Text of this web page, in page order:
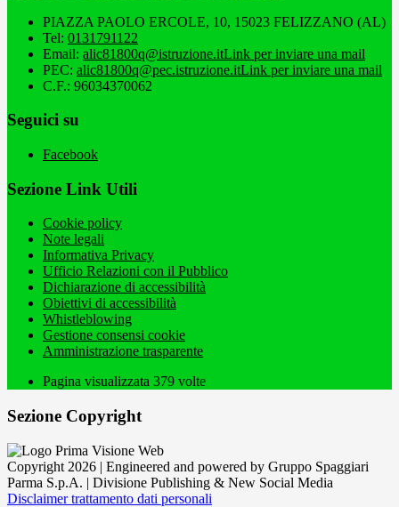
PIAZZA PAOLO ERCOLE, 10, 15023 FELIZZANO (AL)
Tel: 0131791122
Email: alic81800q@istruzione.itLink per inviare una mail
PEC: alic81800q@pec.istruzione.itLink per inviare una mail
C.F.: 96034370062
Seguici su
Facebook
Sezione Link Utili
Cookie policy
Note legali
Informativa Privacy
Ufficio Relazioni con il Pubblico
Dichiarazione di accessibilità
Obiettivi di accessibilità
Whistleblowing
Gestione consensi cookie
Amministrazione trasparente
Pagina visualizzata 379 volte
Sezione Copyright
Copyright 2026 | Engineered and powered by Gruppo Spaggiari
Parma S.p.A. | Divisione Publishing & New Social Media
Disclaimer trattamento dati personali